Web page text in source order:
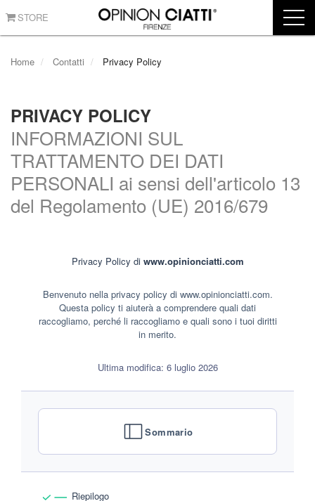
STORE
Home Contatti Privacy Policy
PRIVACY POLICY
INFORMAZIONI SUL
TRATTAMENTO DEI DATI
PERSONALI ai sensi dell'articolo 13
del Regolamento (UE) 2016/679
Privacy Policy di www.opinionciatti.com
Benvenuto nella privacy policy di www.opinionciatti.com.
Questa policy ti aiuterà a comprendere quali dati
raccogliamo, perché li raccogliamo e quali sono i tuoi diritti
in merito.
Ultima modifica: 6 luglio 2026
Sommario
Riepilogo